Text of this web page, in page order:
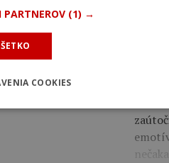
stretnutie s
PARTNEROV (1) →
COOKIES